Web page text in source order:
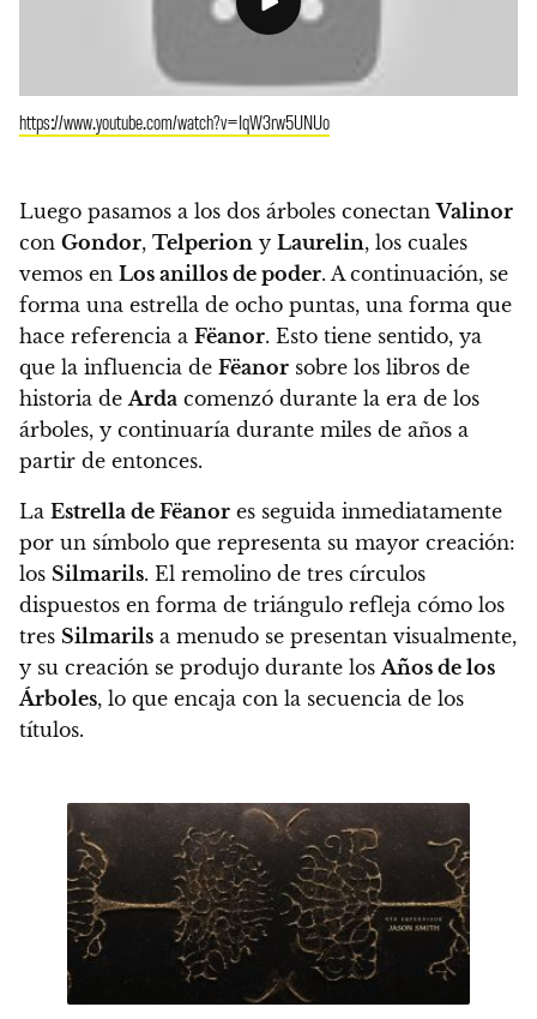
https://www.youtube.com/watch?v=IqW3rw5UNUo
Luego pasamos a los dos árboles conectanValinor
con Gondor, Telperion y Laurelin, los cuales
vemos en Los anillos de poder. A continuación, se
forma una estrella de ocho puntas, una forma que
hace referencia a Fëanor. Esto tiene sentido, ya
que la influencia de Fëanor sobre los libros de
historia deArda comenzó durante la era de los
árboles, y continuaría durante miles de años a
partir de entonces.
La Estrella de Fëanor es seguida inmediatamente
por un símbolo que representa su mayor creación:
los Silmarils. El remolino de tres círculos
dispuestos en forma de triángulo refleja cómo los
tres Silmarils a menudo se presentan visualmente,
y su creación se produjo durante losAños de los
Árboles, lo que encaja con la secuencia de los
títulos.